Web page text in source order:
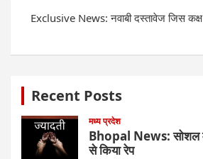
Exclusive News: नवाबी दस्तावेज जिस
Recent Posts
मध्य प्रदेश
Bhopal News: सोशल
से किया रेप